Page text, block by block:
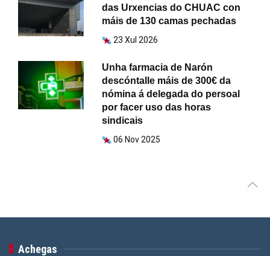
das Urxencias do CHUAC con
máis de 130 camas pechadas
23 Xul 2026
Unha farmacia de Narón
descóntalle máis de 300€ da
nómina á delegada do persoal
por facer uso das horas
sindicais
06 Nov 2025
Achegas